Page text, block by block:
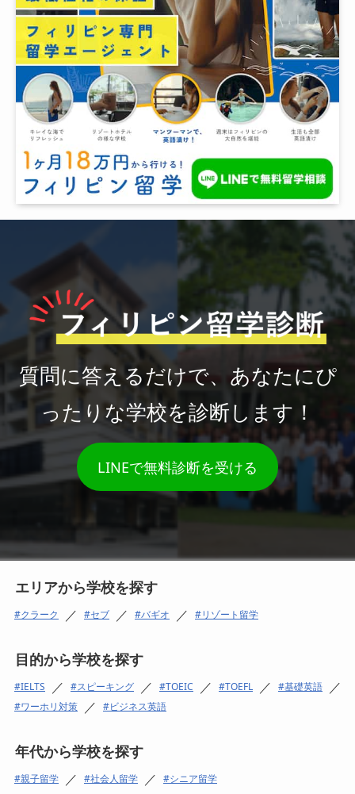
質問に答えるだけで、あなたにぴ
ったりな学校を診断します！
LINEで無料診断を受ける
エリアから学校を探す
クラーク ／ セブ ／ バギオ ／ リゾート留学
目的から学校を探す
IELTS ／ スピーキング ／ TOEIC ／ TOEFL ／ 基礎英語 ／
ワーホリ対策 ／ ビジネス英語
年代から学校を探す
親子留学 ／ 社会人留学 ／ シニア留学